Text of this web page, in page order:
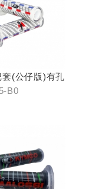
套(公仔版)有孔
B0